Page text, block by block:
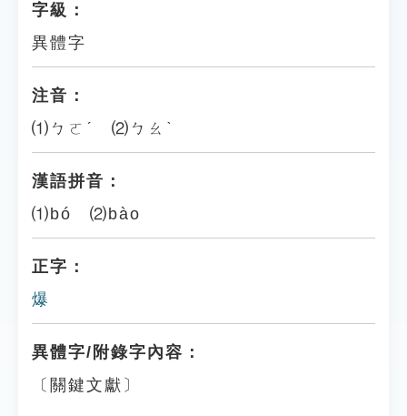
字級：
異體字
注音：
⑴ㄅㄛˊ ⑵ㄅㄠˋ
漢語拼音：
⑴bó ⑵bào
正字：
爆
異體字/附錄字內容：
〔關鍵文獻〕